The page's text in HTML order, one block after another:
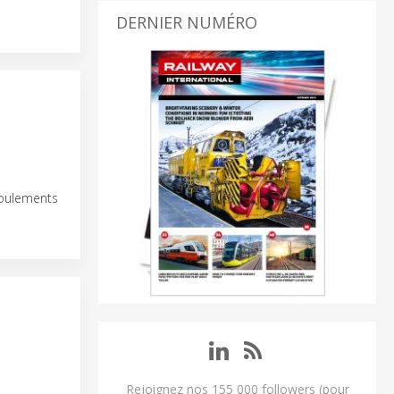
DERNIER NUMÉRO
Rejoignez nos 155 000 followers (pour